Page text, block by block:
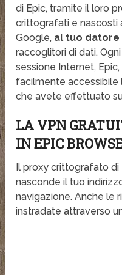
di Epic, tramite il loro
crittografati e nascosti
Google, al tuo datore
raccoglitori di dati.
sessione Internet,
facilmente accessibile
che avete effettuato
LA VPN
IN EPIC
Il proxy crittografato di
nasconde il tuo
navigazione. Anche le
instradate attraverso